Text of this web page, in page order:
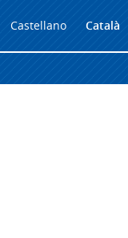
Castellano Català